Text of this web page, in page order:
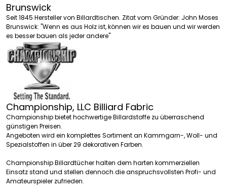
Brunswick
Seit 1845 Hersteller von Billardtischen. Zitat vom Gründer: John Moses
Brunswick: "Wenn es aus Holz ist, können wir es bauen und wir werden
es besser bauen als jeder andere"
Championship, LLC Billiard Fabric
Championship bietet hochwertige Billardstoffe zu überraschend
günstigen Preisen.
Angeboten wird ein komplettes Sortiment an Kammgarn-, Woll- und
Spezialstoffen in über 29 dekorativen Farben.
Championship Billardtücher halten dem harten kommerziellen
Einsatz stand und stellen dennoch die anspruchsvollsten Profi- und
Amateurspieler zufrieden.